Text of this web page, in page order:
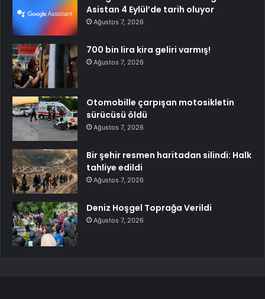
Asistan 4 Eylül’de tarih oluyor
Ağustos 7, 2026
700 bin lira kira geliri varmış!
Ağustos 7, 2026
Otomobille çarpışan motosikletin
sürücüsü öldü
Ağustos 7, 2026
Bir şehir resmen haritadan silindi: Halk
tahliye edildi
Ağustos 7, 2026
Deniz Hoşgel Toprağa Verildi
Ağustos 7, 2026